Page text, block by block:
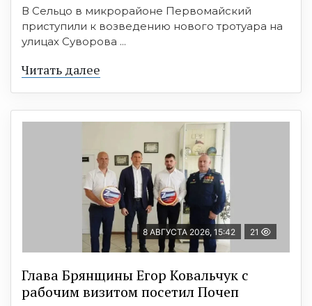
В Сельцо в микрорайоне Первомайский
приступили к возведению нового тротуара на
улицах Суворова ...
Читать далее
8 АВГУСТА 2026, 15:42 21
Глава Брянщины Егор Ковальчук с
рабочим визитом посетил Почеп